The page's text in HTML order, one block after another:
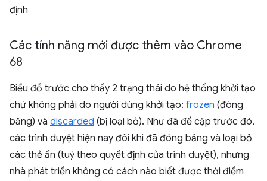
định
Các tính năng mới được thêm vào Chrome
68
Biểu đồ trước cho thấy 2 trạng thái do hệ thống khởi tạo
chứ không phải do người dùng khởi tạo: frozen (đóng
băng) và discarded (bị loại bỏ). Như đã đề cập trước đó,
các trình duyệt hiện nay đôi khi đã đóng băng và loại bỏ
các thẻ ẩn (tuỳ theo quyết định của trình duyệt), nhưng
nhà phát triển không có cách nào biết được thời điểm